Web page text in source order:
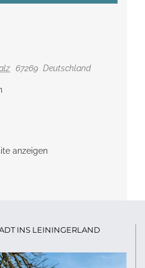
67269 Deutschland
anzeigen
INS LEININGERLAND